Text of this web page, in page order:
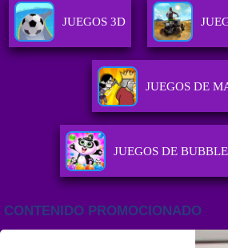
JUEGOS 3D
JUEGOS DE
JUEGOS DE